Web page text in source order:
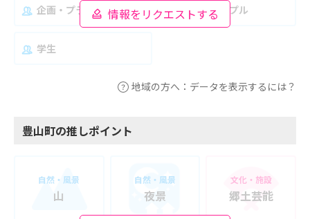
情報をリクエストする
企画・プランナー 夫婦・カップル
学生
地域の方へ：データを表示するには？
豊山町の推しポイント
自然・風景
山
自然・風景
夜景
文化・施設
郷土芸能